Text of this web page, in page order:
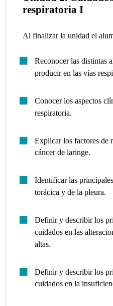
respiratoria I
Al finalizar la unidad el
Reconocer las distintas
producir en las vías
Conocer los aspectos
respiratoria.
Explicar los factores de
cáncer de laringe.
Identificar las
torácica y de la pleura.
Definir y describir los
cuidados en las
altas.
Definir y describir los
cuidados en la